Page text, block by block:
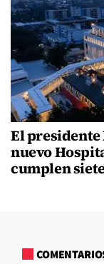
El
nuevo
cumplen